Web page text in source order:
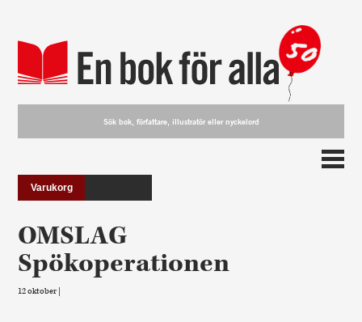
Varukorg
OMSLAG
Spökoperationen
12 oktober |